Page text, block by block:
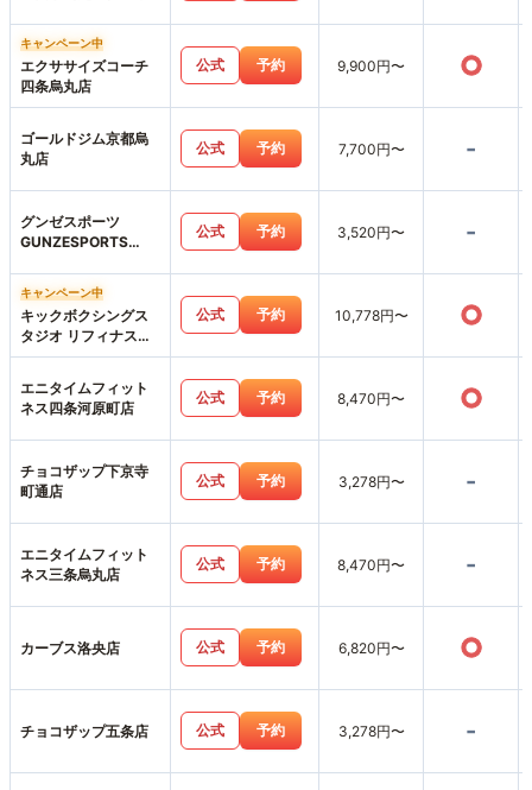
キャンペーン中
エクササイズコーチ
四条烏丸店
公式 予約 9,900円〜 ○
ゴールドジム京都烏
丸店
公式 予約 7,700円〜 -
グンゼスポーツ
GUNZESPORTS
公式 予約 3,520円〜 -
キャンペーン中
キックボクシングス
タジオ リフィナス京
都烏丸店
公式 予約 10,778円〜 ○
エニタイムフィット
ネス四条河原町店
公式 予約 8,470円〜 ○
チョコザップ下京寺
町通店
公式 予約 3,278円〜 -
エニタイムフィット
ネス三条烏丸店
公式 予約 8,470円〜 -
カーブス洛央店 公式 予約 6,820円〜 ○
チョコザップ五条店 公式 予約 3,278円〜 -